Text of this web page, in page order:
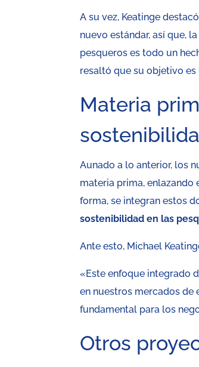
A su vez, Keatinge
nuevo estándar, así que,
pesqueros es todo un
resaltó que su objetivo
Materia
Aunado a lo anterior, los
materia prima, enlazando
forma, se integran estos
sostenibilidad en las
Ante esto, Michael
«Este enfoque integrado
en nuestros mercados de
fundamental para los
Otros